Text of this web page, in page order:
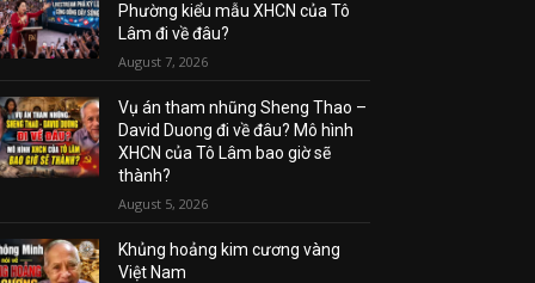
Phường kiểu mẫu XHCN của Tô
Lâm đi về đâu?
August 7, 2026
Vụ án tham nhũng Sheng Thao –
David Duong đi về đâu? Mô hình
XHCN của Tô Lâm bao giờ sẽ
thành?
August 5, 2026
Khủng hoảng kim cương vàng
Việt Nam